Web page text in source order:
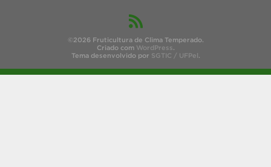
©2026 Fruticultura de Clima Temperado.
Criado com WordPress.
Tema desenvolvido por SGTIC / UFPel.